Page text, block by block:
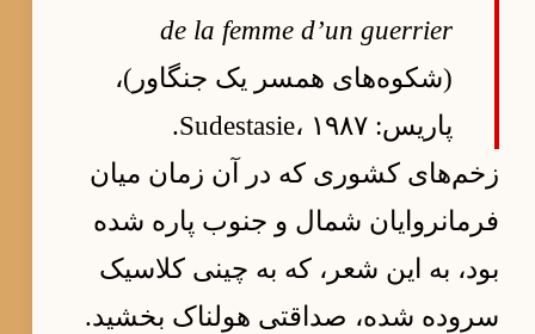
de la femme d’un guerrier
(شکوه‌های همسر یک جنگاور)،
پاریس: Sudestasie، ۱۹۸۷.
زخم‌های کشوری که در آن زمان میان
فرمانروایان شمال و جنوب پاره شده
بود، به این شعر، که به چینی کلاسیک
سروده شده، صداقتی هولناک بخشید.